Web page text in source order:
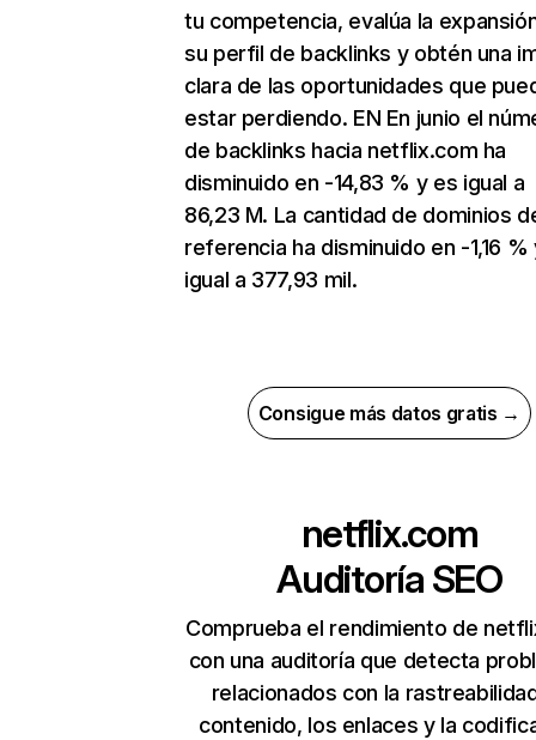
tu competencia, evalúa la
su perfil de backlinks y obtén una
clara de las oportunidades que
estar perdiendo. EN En junio el
de backlinks hacia netflix.com ha
disminuido en -14,83 % y es igual a
86,23 M. La cantidad de dominios
referencia ha disminuido en -1,16 %
igual a 377,93 mil.
Consigue más datos gratis →
netflix.com
Auditoría SEO
Comprueba el rendimiento de
con una auditoría que detecta
relacionados con la
contenido, los enlaces y la